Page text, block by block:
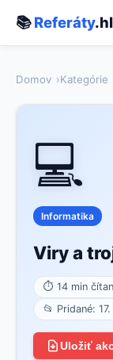
📚Referáty
Domov Kategórie
💻
Informatika
Viry a
⏱ 14 min
📂 Pridané:
Uložiť